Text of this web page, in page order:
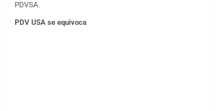
PDVSA.
PDV USA se equivoca